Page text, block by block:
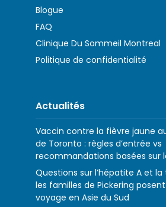
Blogue
FAQ
Clinique Du Sommeil Montreal
Politique de confidentialité
Actualités
Vaccin contre la fièvre jaune
de Toronto : règles d’entrée vs
recommandations basées sur
Questions sur l’hépatite A et
les familles de Pickering
voyage en Asie du Sud